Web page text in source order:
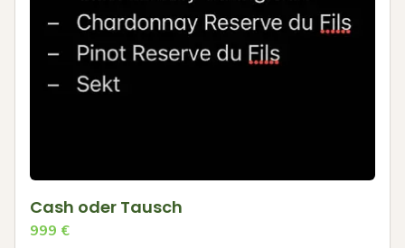
Cash oder Tausch
999 €